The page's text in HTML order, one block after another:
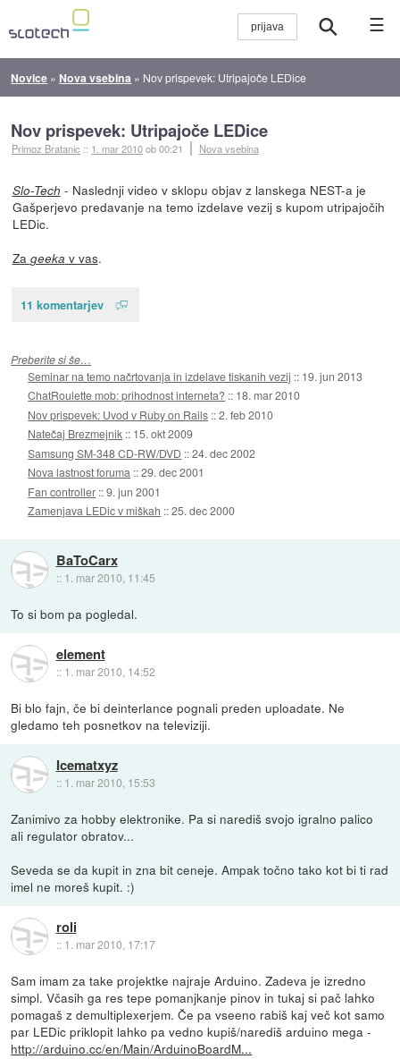
☰
Novice » Nova vsebina » Nov prispevek: Utripajoče LEDice
Nov prispevek: Utripajoče LEDice
Primoz Bratanic :: 1. mar 2010ob 00:21 Nova vsebina
Slo-Tech - Naslednji video v sklopu objav z lanskega NEST-a je
Gašperjevo predavanje na temo izdelave vezij s kupom utripajočih
LEDic.
Za geeka v vas.
11 komentarjev
Preberite si še…
Seminar na temo načrtovanja in izdelave tiskanih vezij :: 19. jun 2013
ChatRoulette mob: prihodnost interneta? :: 18. mar 2010
Nov prispevek: Uvod v Ruby on Rails ::2. feb 2010
Natečaj Brezmejnik :: 15. okt 2009
Samsung SM-348 CD-RW/DVD ::24. dec 2002
Nova lastnost foruma ::29. dec 2001
Fan controller ::9. jun 2001
Zamenjava LEDic v miškah ::25. dec 2000
BaToCarx
:: 1. mar 2010, 11:45
To si bom pa pogledal.
element
:: 1. mar 2010, 14:52
Bi blo fajn, če bi deinterlance pognali preden uploadate. Ne
gledamo teh posnetkov na televiziji.
Icematxyz
:: 1. mar 2010, 15:53
Zanimivo za hobby elektronike. Pa si narediš svojo igralno palico
ali regulator obratov...
Seveda se da kupit in zna bit ceneje. Ampak točno tako kot bi ti rad
imel ne moreš kupit. :)
roli
:: 1. mar 2010, 17:17
Sam imam za take projektke najraje Arduino. Zadeva je izredno
simpl. Včasih ga res tepe pomanjkanje pinov in tukaj si pač lahko
pomagaš z demultiplexerjem. Če pa vseeno rabiš kaj več kot samo
par LEDic priklopit lahko pa vedno kupiš/narediš arduino mega -
http://arduino.cc/en/Main/ArduinoBoardM...